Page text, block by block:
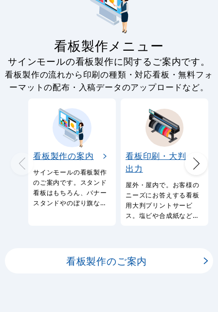
看板製作メニュー
サインモールの看板製作に関するご案内です。
看板製作の流れから印刷の種類・対応看板・無料フォ
ーマットの配布・入稿データのアップロードなど。
看板製作の案内
サインモールの看板製作
のご案内です。スタンド
看板はもちろん、バナー
スタンドやのぼり旗など
看板印刷・大判
出力
屋外・屋内で。お客様の
ニーズにお答えする看板
用大判プリントサービ
ス。塩ビや合成紙など看
看板製作のご案内